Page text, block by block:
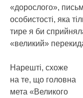
«дорослого»,
особистості, яка
тире я би
«великий»
Нарешті, схоже
на те, що головна
мета «Великого